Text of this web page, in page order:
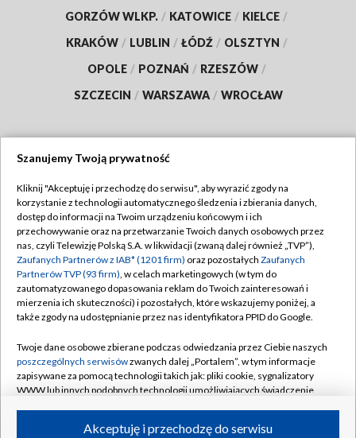
GORZÓW WLKP. / KATOWICE / KIELCE /
KRAKÓW / LUBLIN / ŁÓDŹ / OLSZTYN /
OPOLE / POZNAŃ / RZESZÓW /
SZCZECIN / WARSZAWA / WROCŁAW
TVP
Abonament TVP
Emisja w TVP
Centrum informacji TVP
Naziemna Telewizja Cyfrowa
Rada Programowa
System NOS
Informacje o nadawcy
Regulamin TVP
Polityka prywatności
Moje zgody
Pomoc
Kontakt
Kanały
Szanujemy Twoją prywatność
Kliknij "Akceptuję i przechodzę do serwisu", aby wyrazić zgody na
korzystanie z technologii automatycznego śledzenia i zbierania danych,
dostęp do informacji na Twoim urządzeniu końcowym i ich
przechowywanie oraz na przetwarzanie Twoich danych osobowych przez
nas, czyli Telewizję Polską S.A. w likwidacji (zwaną dalej również „TVP”),
Zaufanych Partnerów z IAB* (1201 firm) oraz pozostałych Zaufanych
Partnerów TVP (93 firm), w celach marketingowych (w tym do
zautomatyzowanego dopasowania reklam do Twoich zainteresowań i
mierzenia ich skuteczności) i pozostałych, które wskazujemy poniżej, a
także zgody na udostępnianie przez nas identyfikatora PPID do Google.
Twoje dane osobowe zbierane podczas odwiedzania przez Ciebie naszych
poszczególnych serwisówzwanych dalej „Portalem”, w tym informacje
zapisywane za pomocą technologii takich jak: pliki cookie, sygnalizatory
WWW lub innych podobnych technologii umożliwiających świadczenie
ruchu w Internecie.Akceptuję i przechodzę do serwisu